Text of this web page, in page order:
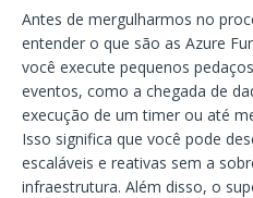
Antes de mergulharmos no
entender o que são as Azure
você execute pequenos
eventos, como a chegada de
execução de um timer ou até
Isso significa que você pode
escaláveis e reativas sem a
infraestrutura. Além disso, o